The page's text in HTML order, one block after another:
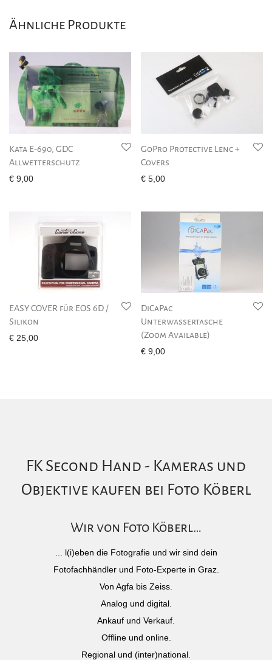
Ähnliche Produkte
Kata E-690, GDC
Allwetterschutz
€ 9,00
GoPro Protective Lenc +
Covers
€ 5,00
EASY COVER für EOS 6D /
Silikon
€ 25,00
DiCaPac
Unterwassertasche
(Zoom Available)
€ 9,00
FK Second Hand - Kameras und
Objektive kaufen bei Foto Köberl
Wir von Foto Köberl…
... l(i)eben die Fotografie und wir sind dein
Fotofachhändler und Foto-Experte in Graz.
Von Agfa bis Zeiss.
Analog und digital.
Ankauf und Verkauf.
Offline und online.
Regional und (inter)national.